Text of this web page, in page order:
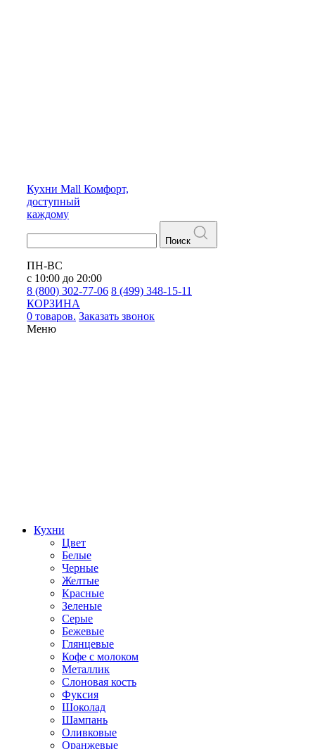
Кухни Mall Комфорт,
доступный
каждому
Поиск
ПН-ВС
с 10:00 до 20:00
8 (800) 302-77-06 8 (499) 348-15-11
КОРЗИНА
0 товаров. Заказать звонок
Меню
Кухни
Цвет
Белые
Черные
Желтые
Красные
Зеленые
Серые
Бежевые
Глянцевые
Кофе с молоком
Металлик
Слоновая кость
Фуксия
Шоколад
Шампань
Оливковые
Оранжевые